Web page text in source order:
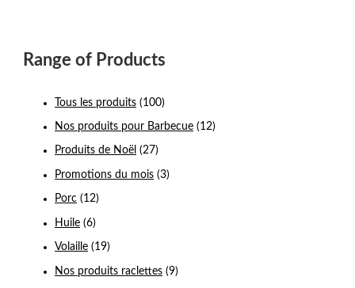
Range of Products
Tous les produits (100)
Nos produits pour Barbecue (12)
Produits de Noël (27)
Promotions du mois (3)
Porc (12)
Huile (6)
Volaille (19)
Nos produits raclettes (9)